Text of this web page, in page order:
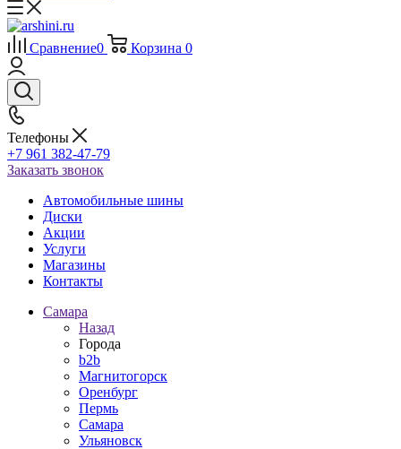
Сравнение0 Корзина 0
Телефоны
+7 961 382-47-79
Заказать звонок
Автомобильные шины
Диски
Акции
Услуги
Магазины
Контакты
Самара
Назад
Города
b2b
Магнитогорск
Оренбург
Пермь
Самара
Ульяновск